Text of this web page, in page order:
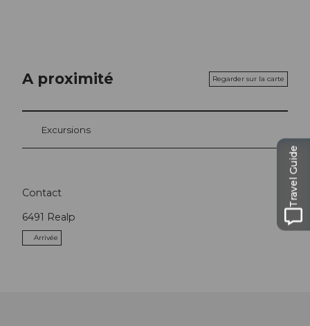
A proximité Regarder sur la carte
Excursions
Contact
6491 Realp
Arrivée
Travel Guide